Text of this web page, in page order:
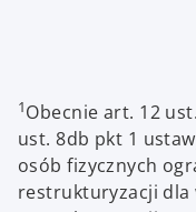
1Obecnie art. 12
ust. 8db pkt 1
osób fizycznych
restrukturyzacji dla